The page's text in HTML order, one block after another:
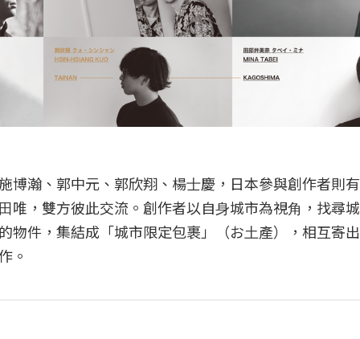
博瀚、郭中元、郭欣翔、楊⼠慶，日本參與創作者則
唯，雙方彼此交流。創作者以⾃⾝城市為視⾓，找尋
物件，集結成「城市限定包裹」（お⼟產），相互寄
。